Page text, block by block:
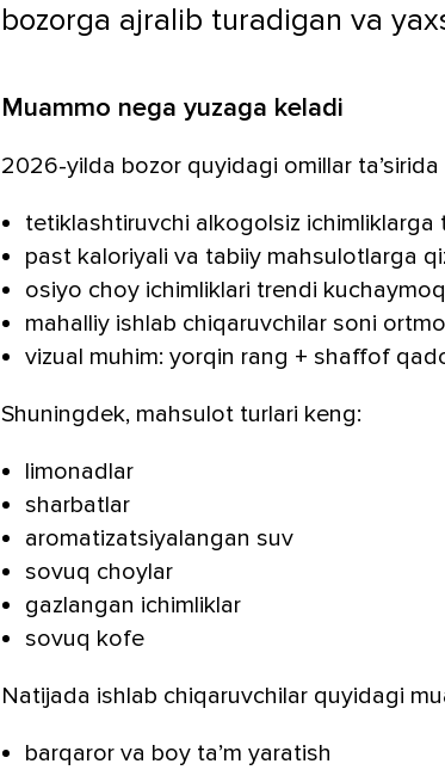
bozorga ajralib turadigan va
Muammo nega yuzaga keladi
2026-yilda bozor quyidagi omillar
tetiklashtiruvchi alkogolsiz ichimliklarga
past kaloriyali va tabiiy mahsulotlarga
osiyo choy ichimliklari trendi
mahalliy ishlab chiqaruvchilar soni
vizual muhim: yorqin rang + shaffof
Shuningdek, mahsulot turlari keng:
limonadlar
sharbatlar
aromatizatsiyalangan suv
sovuq choylar
gazlangan ichimliklar
sovuq kofe
Natijada ishlab chiqaruvchilar quyidagi
barqaror va boy ta’m yaratish